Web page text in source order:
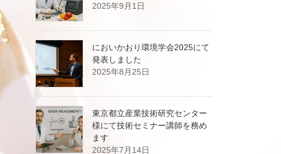
2025年9月1日
においかおり環境学会2025にて
発表しました
2025年8月25日
東京都立産業技術研究センター
様にて技術セミナー講師を務め
ます
2025年7月14日